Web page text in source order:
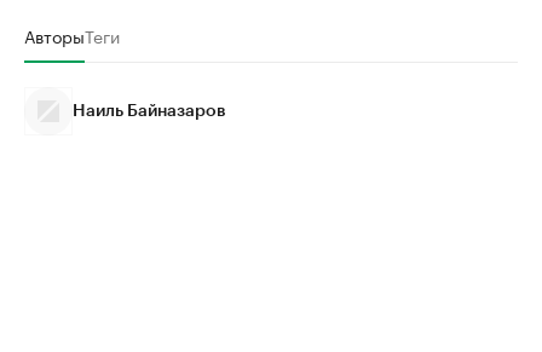
АвторыТеги
Наиль Байназаров